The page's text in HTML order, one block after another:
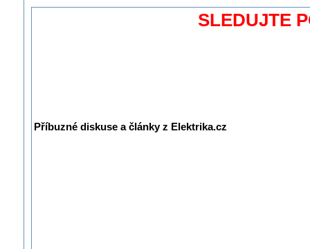
SLEDUJTE
Příbuzné diskuse a články z Elektrika.cz